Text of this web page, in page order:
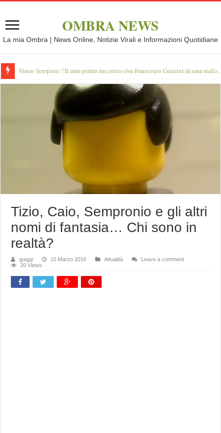
OMBRA NEWS
La mia Ombra | News Online, Notizie Virali e Informazioni Quotidiane
Vince Tempera: “Il mio primo incontro con Francesco Guccini in una
Tizio, Caio, Sempronio e gli altri
nomi di fantasia… Chi sono in
realtà?
guiggi 10 Marzo 2016 Attualità
Leave a comment
20 Views